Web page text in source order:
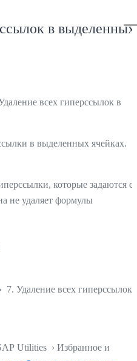
в выделенных
всех гиперссылок в
в выделенных ячейках.
которые задаются с
не удаляет формулы
7. Удаление всех гиперссылок
Utilities › Избранное и